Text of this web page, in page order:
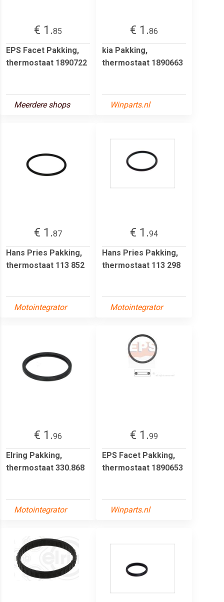
€ 1.85
EPS Facet Pakking,
thermostaat 1890722
Meerdere shops
€ 1.86
kia Pakking,
thermostaat 1890663
Winparts.nl
€ 1.87
Hans Pries Pakking,
thermostaat 113 852
Motointegrator
€ 1.94
Hans Pries Pakking,
thermostaat 113 298
Motointegrator
€ 1.96
Elring Pakking,
thermostaat 330.868
Motointegrator
€ 1.99
EPS Facet Pakking,
thermostaat 1890653
Winparts.nl